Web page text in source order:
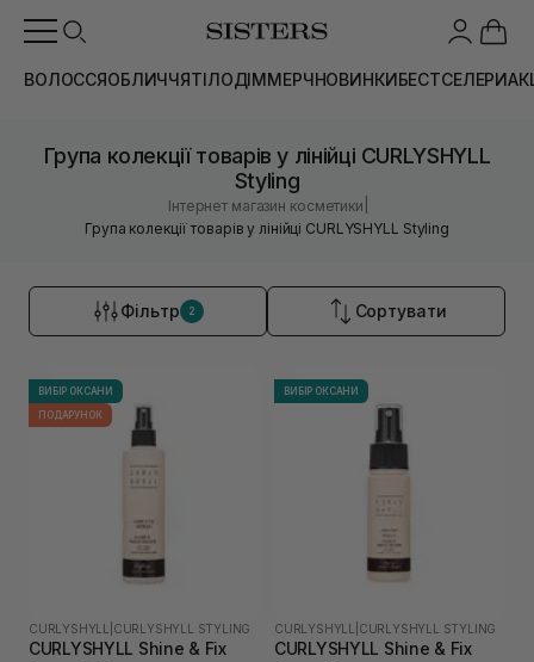
ВОЛОССЯОБЛИЧЧЯТІЛОДІММЕРЧНОВИНКИБЕСТСЕЛЕРИ
Група колекції товарів у лінійці CURLYSHYLL
Styling
Інтернет магазин косметики
Група колекції товарів у лінійці CURLYSHYLL Styling
Фільтр 2 Сортувати
ВИБІР ОКСАНИ
ПОДАРУНОК
CURLYSHYLL CURLYSHYLL STYLING
CURLYSHYLL Shine & Fix
ВИБІР ОКСАНИ
CURLYSHYLL CURLYSHYLL STYLING
CURLYSHYLL Shine & Fix